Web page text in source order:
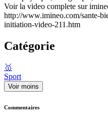
Voir la video complete sur
http://www.imineo.com/sante-
initiation-video-211.htm
Catégorie
🥇
Sport
Voir moins
Commentaires